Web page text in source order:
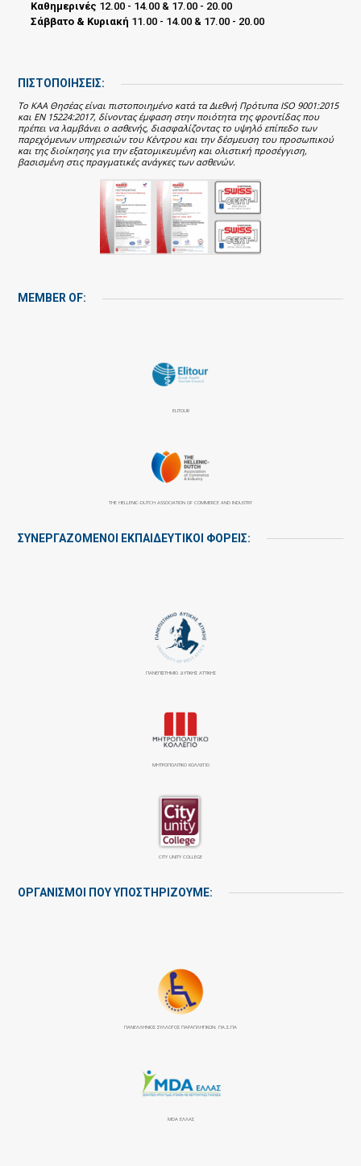
Καθημερινές 12.00 - 14.00 & 17.00 - 20.00
Σάββατο & Κυριακή 11.00 - 14.00 & 17.00 - 20.00
ΠΙΣΤΟΠΟΙΗΣΕΙΣ:
Το ΚΑΑ Θησέας είναι πιστοποιημένο κατά τα Διεθνή Πρότυπα ISO 9001:2015
και EN 15224:2017, δίνοντας έμφαση στην ποιότητα της φροντίδας που
πρέπει να λαμβάνει ο ασθενής, διασφαλίζοντας το υψηλό επίπεδο των
παρεχόμενων υπηρεσιών του Κέντρου και την δέσμευση του προσωπικού
και της διοίκησης για την εξατομικευμένη και ολιστική προσέγγιση,
βασισμένη στις πραγματικές ανάγκες των ασθενών.
MEMBER OF:
ELITOUR
THE HELLENIC-DUTCH ASSOCIATION OF COMMERCE AND INDUSTRY
ΣΥΝΕΡΓΑΖΌΜΕΝΟΙ ΕΚΠΑΙΔΕΥΤΙΚΟΊ ΦΟΡΕΊΣ:
ΠΑΝΕΠΙΣΤΉΜΙΟ ΔΥΤΙΚΉΣ ΑΤΤΙΚΉΣ
ΜΗΤΡΟΠΟΛΙΤΙΚΟ ΚΟΛΛΕΓΙΟ
CITY UNITY COLLEGE
ΟΡΓΑΝΙΣΜΟΙ ΠΟΥ ΥΠΟΣΤΗΡΙΖΟΥΜΕ:
ΠΑΝΕΛΛΉΝΙΟΣ ΣΎΛΛΟΓΟΣ ΠΑΡΑΠΛΗΓΙΚΏΝ: ΠΑ.Σ.ΠΑ
MDA ΕΛΛΑΣ